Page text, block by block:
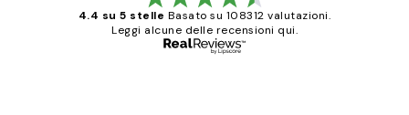
4.4 su 5 stelle Basato su 108312 valutazioni.
Leggi alcune delle recensioni qui.